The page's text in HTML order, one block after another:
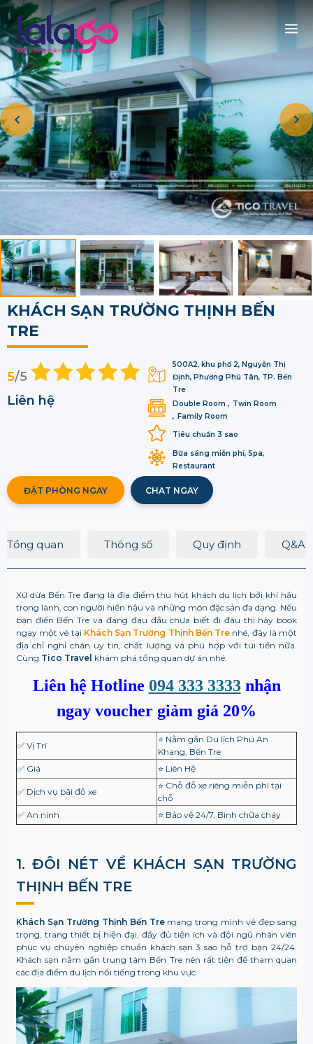
KHÁCH SẠN TRƯỜNG THỊNH BẾN
TRE
500A2, khu phố 2, Nguyễn Thị
Định, Phường Phú Tân, TP. Bến
Tre
Double Room
Twin Room
Family Room
Tiêu chuẩn 3 sao
Bữa sáng miễn phí, Spa,
Restaurant
5/5
Liên hệ
ĐẶT PHÒNG NGAY CHAT NGAY
Tổng quan Thông số Quy định Q&A
Xứ dừa Bến Tre đang là địa điểm thu hút khách du lịch bởi khí hậu
trong lành, con người hiền hậu và những món đặc sản đa dạng. Nếu
bạn điến Bến Tre và đang đau đầu chưa biết đi đâu thì hãy book
ngay một vé tại Khách Sạn Trường Thịnh Bến Tre nhé, đây là một
địa chỉ nghỉ chân uy tín, chất lượng và phù hợp với túi tiền nữa.
Cùng Tico Travel khám phá tổng quan dự án nhé.
Liên hệ Hotline 094 333 3333 nhận
ngay voucher giảm giá 20%
✅ Vị Trí
⭐ Nằm gần Du lịch Phú An
Khang, Bến Tre
✅ Giá
⭐ Liên Hệ
✅ Dịch vụ bãi đỗ xe
⭐ Chỗ đỗ xe riêng miễn phí tại
chỗ
✅ An ninh
⭐ Bảo vệ 24/7, Bình chữa cháy
1. ĐÔI NÉT VỀ KHÁCH SẠN TRƯỜNG
THỊNH BẾN TRE
Khách Sạn Trường Thịnh Bến Tremang trong mình vẻ đẹp sang
trọng, trang thiết bị hiện đại, đầy đủ tiện ích và đội ngũ nhân viên
phục vụ chuyên nghiệp chuẩn khách sạn 3 sao hỗ trợ bạn 24/24.
Khách sạn nằm gần trung tâm Bến Tre nên rất tiện để tham quan
các địa điểm du lịch nổi tiếng trong khu vực.